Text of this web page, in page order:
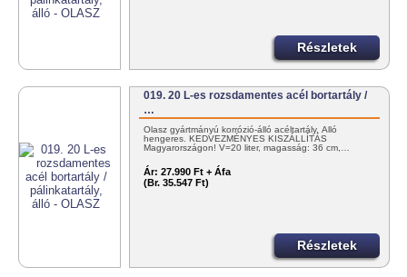
Részletek
019. 20 L-es rozsdamentes acél bortartály /
…
Olasz gyártmányú korrózió-álló acéltartály. Álló
hengeres. KEDVEZMÉNYES KISZÁLLÍTÁS
Magyarországon! V=20 liter, magasság: 36 cm,…
Ár: 27.990 Ft + Áfa
(Br. 35.547 Ft)
Részletek